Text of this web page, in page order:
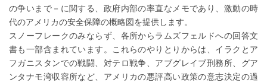
の争いまで－に関する、政府内部の率直なメモであり、激動の時
代のアメリカの安全保障の概略図を提供します。
スノーフレークのみならず、各所からラムズフェルドへの回答文
書も一部含まれています。これらのやりとりからは、イラクとア
フガニスタンでの戦闘、対テロ戦争、アブグレイブ刑務所、グア
ンタナモ湾収容所など、アメリカの悪評高い政策の意志決定の過